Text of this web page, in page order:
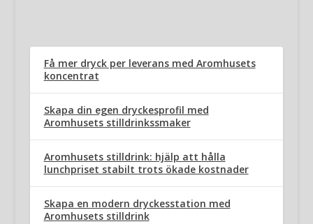
Få mer dryck per leverans med Aromhusets
koncentrat
Skapa din egen dryckesprofil med
Aromhusets stilldrinkssmaker
Aromhusets stilldrink: hjälp att hålla
lunchpriset stabilt trots ökade kostnader
Skapa en modern dryckesstation med
Aromhusets stilldrink